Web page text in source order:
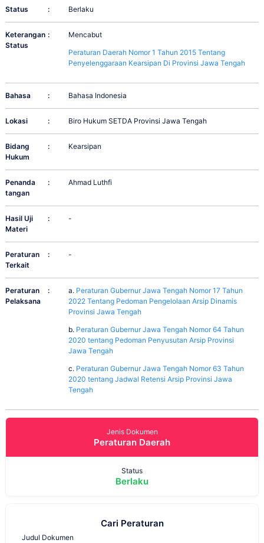
Status : Berlaku
Keterangan
Status
:
Mencabut
Peraturan Daerah Nomor 1 Tahun 2015 Tentang
Penyelenggaraan Kearsipan Di Provinsi Jawa Tengah
Bahasa : Bahasa Indonesia
Lokasi : Biro Hukum SETDA Provinsi Jawa Tengah
Bidang
Hukum
: Kearsipan
Penanda
tangan
: Ahmad Luthfi
Hasil Uji
Materi
: -
Peraturan
Terkait
: -
Peraturan
Pelaksana
: a. Peraturan Gubernur Jawa Tengah Nomor 17 Tahun
2022 Tentang Pedoman Pengelolaan Arsip Dinamis
Provinsi Jawa Tengah
b. Peraturan Gubernur Jawa Tengah Nomor 64 Tahun
2020 tentang Pedoman Penyusutan Arsip Provinsi
Jawa Tengah
c. Peraturan Gubernur Jawa Tengah Nomor 63 Tahun
2020 tentang Jadwal Retensi Arsip Provinsi Jawa
Tengah
Jenis Dokumen
Peraturan Daerah
Status
Berlaku
Cari Peraturan
Judul Dokumen